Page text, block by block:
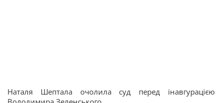
Наталя Шептала очолила суд перед інавгурацією